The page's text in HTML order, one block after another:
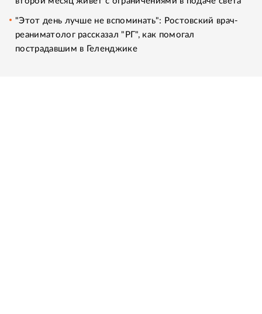
"Этот день лучше не вспоминать": Ростовский врач-
реаниматолог рассказал "РГ", как помогал
пострадавшим в Геленджике